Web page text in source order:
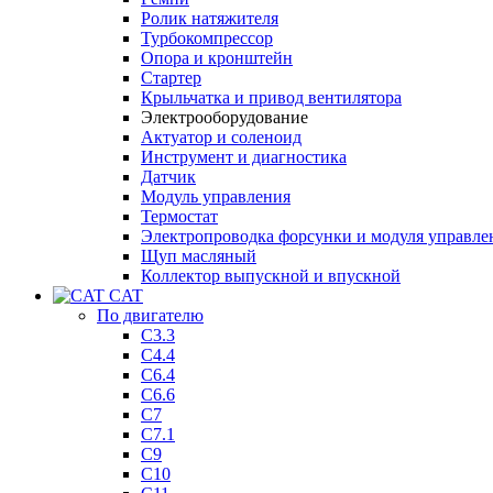
Ролик натяжителя
Турбокомпрессор
Опора и кронштейн
Стартер
Крыльчатка и привод вентилятора
Электрооборудование
Актуатор и соленоид
Инструмент и диагностика
Датчик
Модуль управления
Термостат
Электропроводка форсунки и модуля
Щуп масляный
Коллектор выпускной и впускной
CAT
По двигателю
C3.3
C4.4
C6.4
C6.6
C7
C7.1
C9
C10